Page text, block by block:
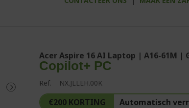
Acer Aspire 16 AI Laptop | A16-61M |
Copilot+ PC
Ref. NX.JLLEH.00K
€200 KORTING Automatisch